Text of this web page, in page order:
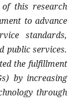
this research
to advance
standards,
public services.
the fulfillment
by increasing
through